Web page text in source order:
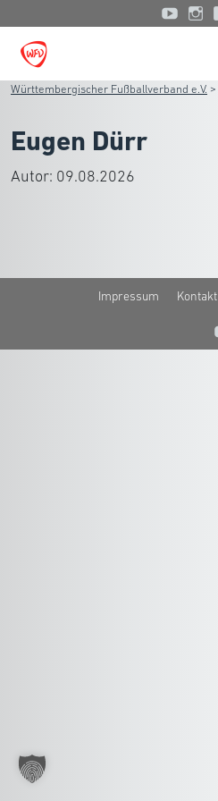
Württembergischer Fußballverband e.V. >
Eugen Dürr
Autor: 09.08.2026
Impressum Kontakt